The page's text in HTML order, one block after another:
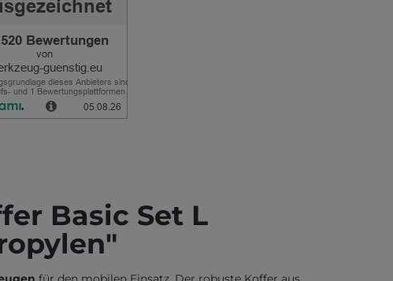
Basic Set L